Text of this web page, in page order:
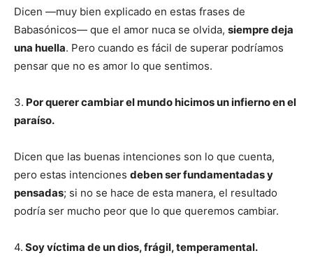
Dicen —muy bien explicado en estas frases de
Babasónicos— que el amor nuca se olvida, siempre deja
una huella. Pero cuando es fácil de superar podríamos
pensar que no es amor lo que sentimos.
3. Por querer cambiar el mundo hicimos un infierno en el
paraíso.
Dicen que las buenas intenciones son lo que cuenta,
pero estas intenciones deben ser fundamentadas y
pensadas; si no se hace de esta manera, el resultado
podría ser mucho peor que lo que queremos cambiar.
4. Soy víctima de un dios, frágil, temperamental.